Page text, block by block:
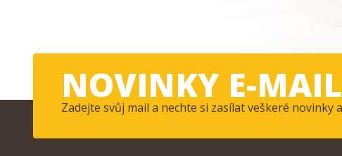
NOVINKY E-
Zadejte svůj mail a nechte si zasílat veškeré novinky